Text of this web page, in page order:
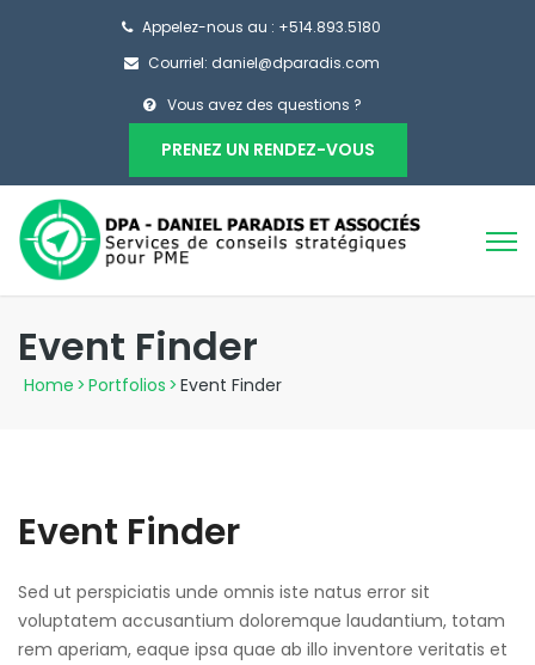
Appelez-nous au : +514.893.5180
Courriel: daniel@dparadis.com
Vous avez des questions ?
PRENEZ UN RENDEZ-VOUS
Event Finder
Home > Portfolios > Event Finder
Event Finder
Sed ut perspiciatis unde omnis iste natus error sit
voluptatem accusantium doloremque laudantium, totam
rem aperiam, eaque ipsa quae ab illo inventore veritatis et